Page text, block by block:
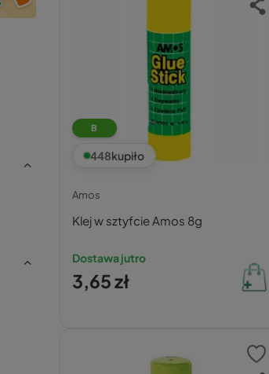
B
448kupiło
Amos
Klej w sztyfcie Amos 8g
Dostawa jutro
3,65 zł